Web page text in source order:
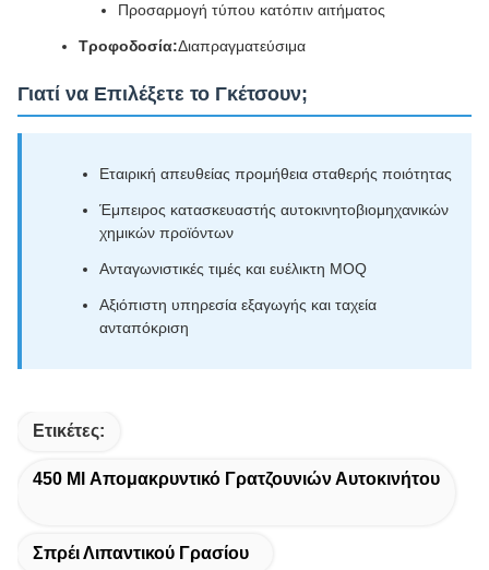
Προσαρμογή τύπου κατόπιν αιτήματος
Τροφοδοσία:Διαπραγματεύσιμα
Γιατί να Επιλέξετε το Γκέτσουν;
Εταιρική απευθείας προμήθεια σταθερής ποιότητας
Έμπειρος κατασκευαστής αυτοκινητοβιομηχανικών
χημικών προϊόντων
Ανταγωνιστικές τιμές και ευέλικτη MOQ
Αξιόπιστη υπηρεσία εξαγωγής και ταχεία
ανταπόκριση
Ετικέτες:
450 Ml Απομακρυντικό Γρατζουνιών Αυτοκινήτου
Σπρέι Λιπαντικού Γρασίου